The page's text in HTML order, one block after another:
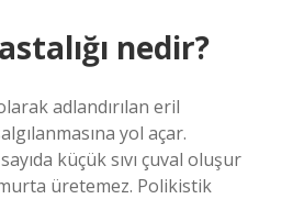
nedir?
adlandırılan eril
yol açar.
küçük sıvı çuval oluşur
üretemez. Polikistik